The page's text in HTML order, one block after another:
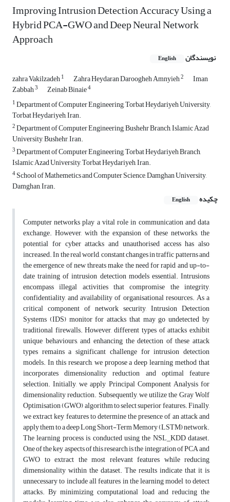
Improving Intrusion Detection Accuracy Using a
Hybrid PCA-GWO and Deep Neural Network
Approach
نویسندگان English
zahra Vakilzadeh1 Zahra Heydaran Daroogheh Amnyieh2 Iman
Zabbah3 Zeinab Binaie4
1Department of Computer Engineering, Torbat Heydariyeh University,
Torbat Heydariyeh, Iran.
2Department of Computer Engineering, Bushehr Branch, Islamic Azad
University, Bushehr, Iran.
3Department of Computer Engineering, Torbat Heydariyeh Branch,
Islamic Azad University, Torbat Heydariyeh, Iran.
4School of Mathemetics and Computer Science, Damghan University,
Damghan, Iran.
چکیده
English
Computer networks play a vital role in communication and data
exchange. However, with the expansion of these networks, the
potential for cyber attacks and unauthorised access has also
increased. In the real world, constant changes in traffic patterns and
the emergence of new threats make the need for rapid and up-to-
date training of intrusion detection models essential. Intrusions
encompass illegal activities that compromise the integrity,
confidentiality, and availability of organisational resources. As a
critical component of network security, Intrusion Detection
Systems (IDS) monitor for attacks that may go undetected by
traditional firewalls. However, different types of attacks exhibit
unique behaviours, and enhancing the detection of these attack
types remains a significant challenge for intrusion detection
models. In this research, we propose a deep learning method that
incorporates dimensionality reduction and optimal feature
selection. Initially, we apply Principal Component Analysis for
dimensionality reduction. Subsequently, we utilize the Gray Wolf
Optimisation (GWO) algorithm to select superior features. Finally,
we extract key features to determine the presence of an attack and
apply them to a deep Long Short-Term Memory (LSTM) network.
The learning process is conducted using the NSL_KDD dataset.
One of the key aspects of this research is the integration of PCA and
GWO to extract the most relevant features while reducing
dimensionality within the dataset. The results indicate that it is
unnecessary to include all features in the learning model to detect
attacks. By minimizing computational load and reducing the